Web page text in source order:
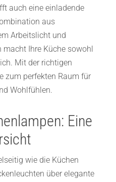
auch eine einladende
aus
Arbeitslicht und
Ihre Küche sowohl
Mit der richtigen
zum perfekten Raum für
Wohlfühlen.
Eine
wie die Küchen
über elegante